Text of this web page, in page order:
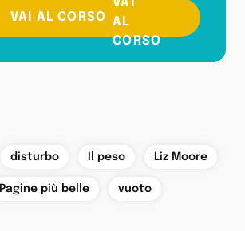
VAI AL CORSO
disturbo Il peso Liz Moore
Pagine più belle vuoto